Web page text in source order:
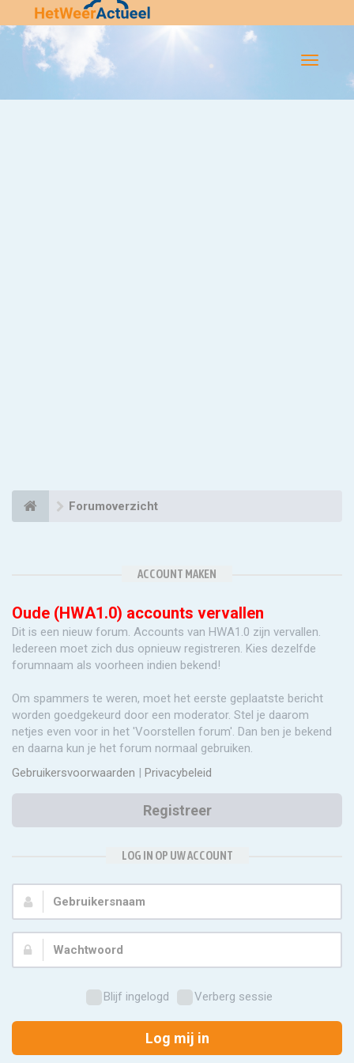
Flip-
Forumoverzicht
ACCOUNT MAKEN
Oude (HWA1.0) accounts vervallen
Dit is een nieuw forum. Accounts van HWA1.0 zijn vervallen.
Iedereen moet zich dus opnieuw registreren. Kies dezelfde
forumnaam als voorheen indien bekend!
Om spammers te weren, moet het eerste geplaatste bericht
worden goedgekeurd door een moderator. Stel je daarom
netjes even voor in het 'Voorstellen forum'. Dan ben je bekend
en daarna kun je het forum normaal gebruiken.
Gebruikersvoorwaarden | Privacybeleid
Registreer
LOG IN OP UW ACCOUNT
Gebruikersnaam:
Wachtwoord:
Blijf ingelogd Verberg sessie
Log mij in